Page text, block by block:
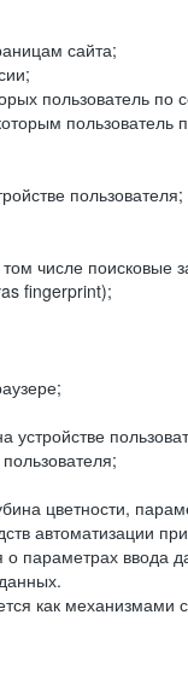
сайта;
пользователь по
пользователь
пользователя;
числе поисковые
fingerprint);
цветности,
автоматизации
параметрах ввода
как